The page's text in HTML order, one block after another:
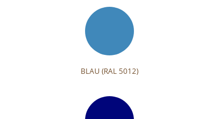
BLAU (RAL 5012)